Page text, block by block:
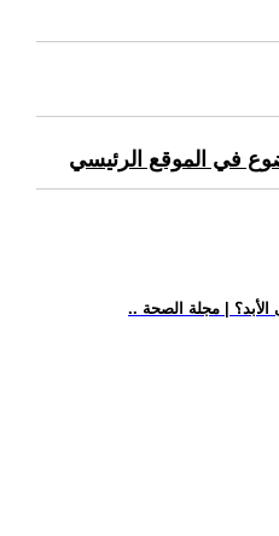
في الموقع الرئيسي
| مجلة الصحة